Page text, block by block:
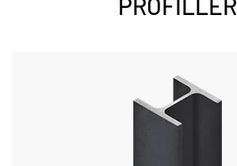
PROFİLLER